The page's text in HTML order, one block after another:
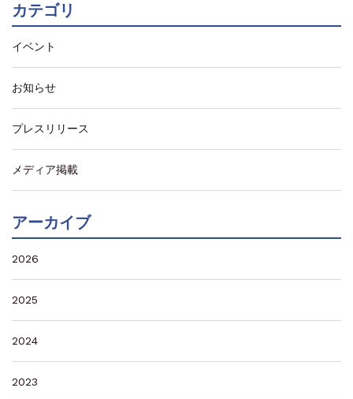
カテゴリ
イベント
お知らせ
プレスリリース
メディア掲載
アーカイブ
2026
2025
2024
2023